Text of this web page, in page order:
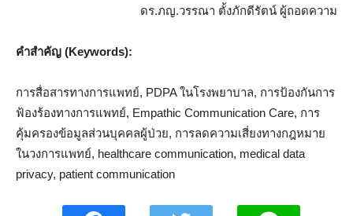
ดร.ภญ.วรรณา ตั้งภักดีรัตน์ ผู้ถอดความ
คำสำคัญ (Keywords):
การสื่อสารทางการแพทย์, PDPA ในโรงพยาบาล, การป้องกันการ
ฟ้องร้องทางการแพทย์, Empathic Communication Care, การ
คุ้มครองข้อมูลส่วนบุคคลผู้ป่วย, การลดความเสี่ยงทางกฎหมาย
ในวงการแพทย์, healthcare communication, medical data
privacy, patient communication